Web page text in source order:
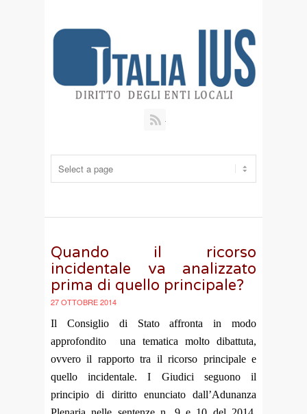
Quando il ricorso
incidentale va analizzato
prima di quello principale?
27 OTTOBRE 2014
Il Consiglio di Stato affronta in modo
approfondito una tematica molto dibattuta,
ovvero il rapporto tra il ricorso principale e
quello incidentale.I Giudici seguono il
principio di diritto enunciato dall’Adunanza